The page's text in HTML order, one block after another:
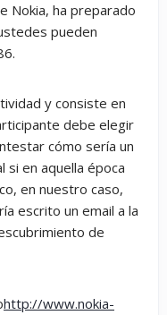
Nokia, ha preparado
pueden
y consiste en
debe elegir
cómo sería un
si en aquella época
en nuestro caso,
escrito un email a la
de
http://www.nokia-